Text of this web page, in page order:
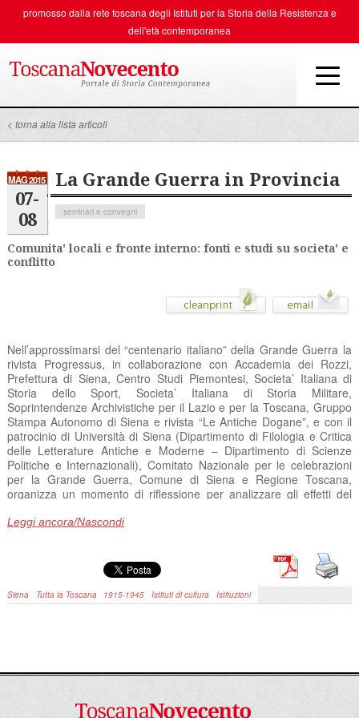
promosso dalla rete toscana degli Istituti per la Storia della Resistenza e
dell'età contemporanea
< torna alla lista articoli
MAG 2015
07-
08
La Grande Guerra in Provincia
seminari e convegni
Comunita' locali e fronte interno: fonti e studi su societa' e
conflitto
Nell’approssimarsi del “centenario italiano” della Grande Guerra la
rivista Progressus, in collaborazione con Accademia dei Rozzi,
Prefettura di Siena, Centro Studi Piemontesi, Societa’ Italiana di
Storia dello Sport, Societa’ Italiana di Storia Militare,
Soprintendenze Archivistiche per il Lazio e per la Toscana, Gruppo
Stampa Autonomo di Siena e rivista “Le Antiche Dogane”, e con il
patrocinio di Università di Siena (Dipartimento di Filologia e Critica
delle Letterature Antiche e Moderne – Dipartimento di Scienze
Politiche e Internazionali), Comitato Nazionale per le celebrazioni
per la Grande Guerra, Comune di Siena e Regione Toscana,
organizza un momento di riflessione per analizzare gli effetti del
tavola rotonda “Un paese in guerra” di più ampio respiro volta a
coinvolgere tutta la cittadinanza.
Di seguito il programma del convegno:
Zanibelli) Laura Vigni (Accademia senese degli Intronati) –
Leggi ancora/Nascondi
Siena Tutta la Toscana 1915-1945 Istituti di cultura Istituzioni